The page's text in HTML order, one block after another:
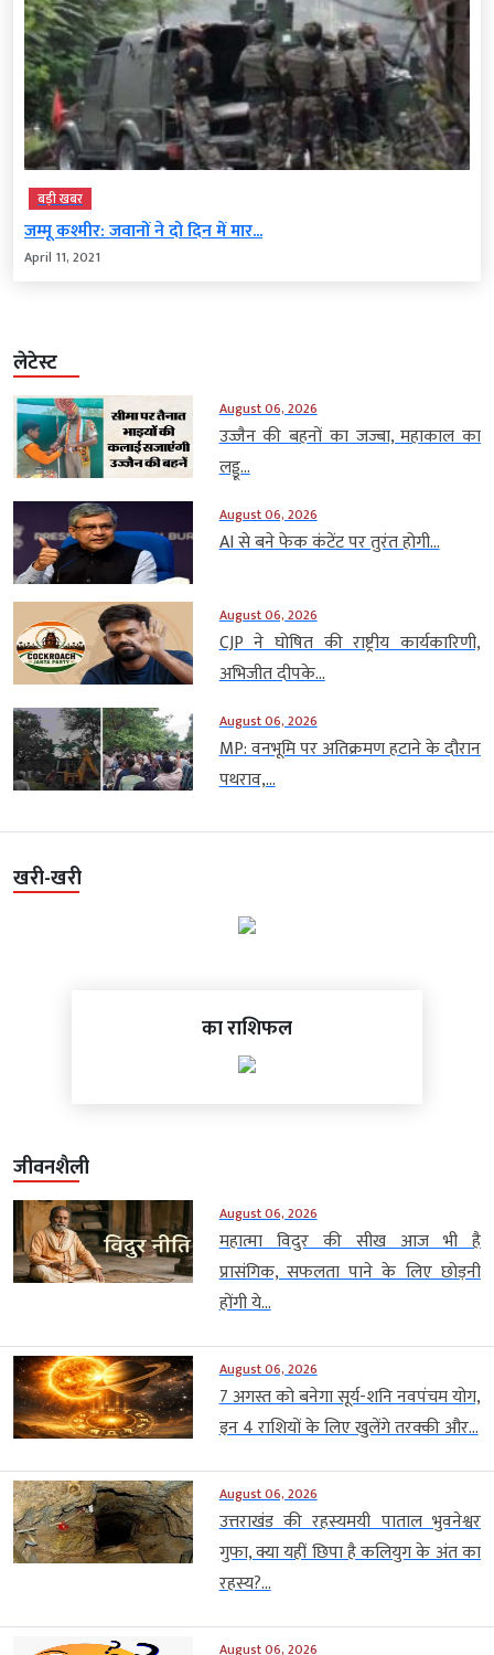
बड़ी खबर
जम्मू कश्मीर: जवानों ने दो दिन में मार...
April 11, 2021
लेटेस्ट
August 06, 2026
उज्जैन की बहनों का जज्बा, महाकाल का
लड्डू...
August 06, 2026
AI से बने फेक कंटेंट पर तुरंत होगी...
August 06, 2026
CJP ने घोषित की राष्ट्रीय कार्यकारिणी,
अभिजीत दीपके...
August 06, 2026
MP: वनभूमि पर अतिक्रमण हटाने के दौरान
पथराव,...
खरी-खरी
का राशिफल
जीवनशैली
August 06, 2026
महात्मा विदुर की सीख आज भी है
प्रासंगिक, सफलता पाने के लिए छोड़नी
होंगी ये...
August 06, 2026
7 अगस्त को बनेगा सूर्य-शनि नवपंचम योग,
इन 4 राशियों के लिए खुलेंगे तरक्की और...
August 06, 2026
उत्तराखंड की रहस्यमयी पाताल भुवनेश्वर
गुफा, क्या यहीं छिपा है कलियुग के अंत का
रहस्य?...
August 06, 2026